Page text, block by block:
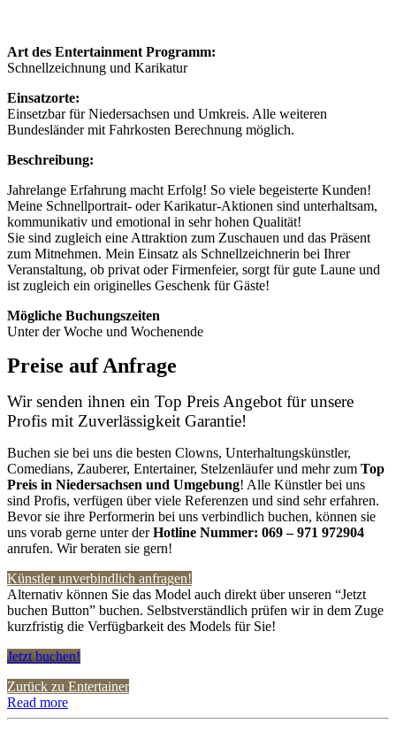
Art des Entertainment Programm:
Schnellzeichnung und Karikatur
Einsatzorte:
Einsetzbar für Niedersachsen und Umkreis. Alle weiteren
Bundesländer mit Fahrkosten Berechnung möglich.
Beschreibung:
Jahrelange Erfahrung macht Erfolg! So viele begeisterte Kunden!
Meine Schnellportrait- oder Karikatur-Aktionen sind unterhaltsam,
kommunikativ und emotional in sehr hohen Qualität!
Sie sind zugleich eine Attraktion zum Zuschauen und das Präsent
zum Mitnehmen. Mein Einsatz als Schnellzeichnerin bei Ihrer
Veranstaltung, ob privat oder Firmenfeier, sorgt für gute Laune und
ist zugleich ein originelles Geschenk für Gäste!
Mögliche Buchungszeiten
Unter der Woche und Wochenende
Preise auf Anfrage
Wir senden ihnen ein Top Preis Angebot für unsere
Profis mit Zuverlässigkeit Garantie!
Buchen sie bei uns die besten Clowns, Unterhaltungskünstler,
Comedians, Zauberer, Entertainer, Stelzenläufer und mehr zum Top
Preis in Niedersachsen und Umgebung! Alle Künstler bei uns
sind Profis, verfügen über viele Referenzen und sind sehr erfahren.
Bevor sie ihre Performerin bei uns verbindlich buchen, können sie
uns vorab gerne unter derHotline Nummer: 069 – 971 972904
anrufen. Wir beraten sie gern!
Künstler unverbindlich anfragen!
Alternativ können Sie das Model auch direkt über unseren “Jetzt
buchen Button” buchen. Selbstverständlich prüfen wir in dem Zuge
kurzfristig die Verfügbarkeit des Models für Sie!
Jetzt buchen!
Zurück zu Entertainer
Read more